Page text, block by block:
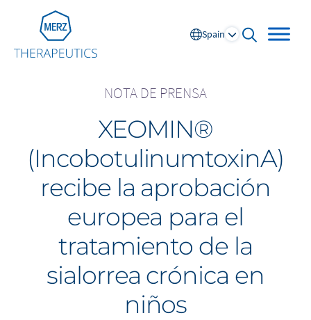
Go to Homepage
Spain
Europe
FR
Russia
Spain
Switzerland
Nordics
UK and Ireland
NOTA DE PRENSA
XEOMIN®
(IncobotulinumtoxinA)
recibe la aprobación
europea para el
tratamiento de la
sialorrea crónica en
niños